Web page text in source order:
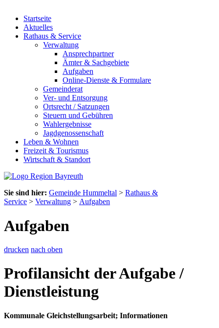
Startseite
Aktuelles
Rathaus & Service
Verwaltung
Ansprechpartner
Ämter & Sachgebiete
Aufgaben
Online-Dienste & Formulare
Gemeinderat
Ver- und Entsorgung
Ortsrecht / Satzungen
Steuern und Gebühren
Wahlergebnisse
Jagdgenossenschaft
Leben & Wohnen
Freizeit & Tourismus
Wirtschaft & Standort
Sie sind hier: Gemeinde Hummeltal > Rathaus &
Service > Verwaltung > Aufgaben
Aufgaben
drucken nach oben
Profilansicht der Aufgabe /
Dienstleistung
Kommunale Gleichstellungsarbeit; Informationen